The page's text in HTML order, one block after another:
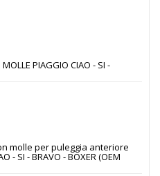
MOLLE PIAGGIO CIAO - SI -
molle per puleggia anteriore
- SI - BRAVO - BOXER (OEM